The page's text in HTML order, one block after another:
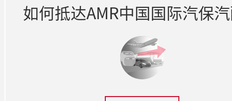
如何抵达AMR中国国际汽保